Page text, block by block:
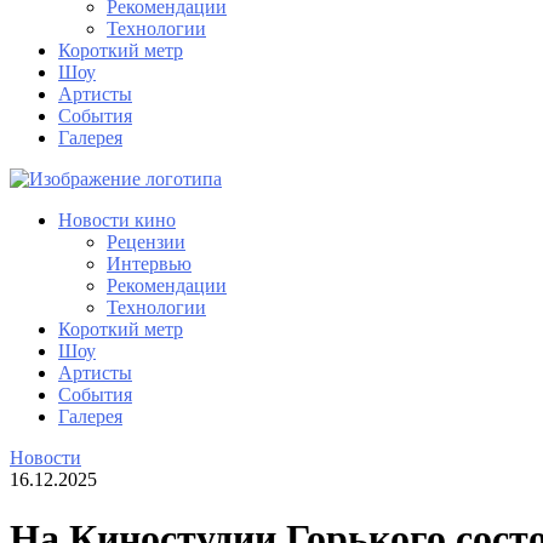
Рекомендации
Технологии
Короткий метр
Шоу
Артисты
События
Галерея
Новости кино
Рецензии
Интервью
Рекомендации
Технологии
Короткий метр
Шоу
Артисты
События
Галерея
Новости
16.12.2025